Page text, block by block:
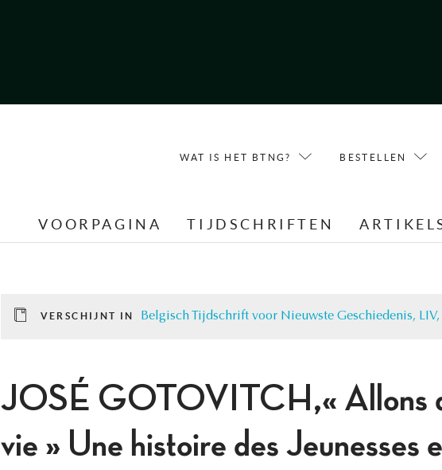
WAT IS HET BTNG? BESTELLEN
VOORPAGINA TIJDSCHRIFTEN
VERSCHIJNT IN Belgisch Tijdschrift voor Nieuwste Geschiedenis,
JOSÉ GOTOVITCH,« Allons
vie » Une histoire des Jeunesses